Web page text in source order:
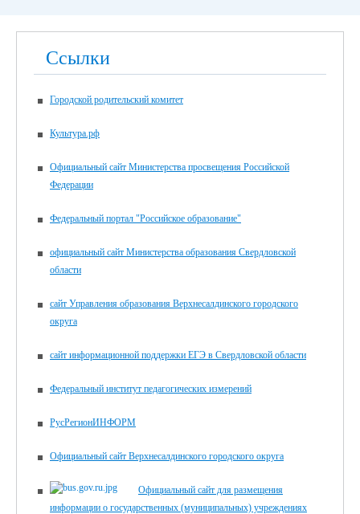
Ссылки
Городской родительский комитет
Культура.рф
Официальный сайт Министерства просвещения Российской
Федерации
Федеральный портал "Российское образование"
официальный сайт Министерства образования Свердловской
области
сайт Управления образования Верхнесалдинского городского
округа
сайт информационной поддержки ЕГЭ в Свердловской области
Федеральный институт педагогических измерений
РусРегионИНФОРМ
Официальный сайт Верхнесалдинского городского округа
Официальный сайт для размещения
информации о государственных (муниципальных) учреждениях